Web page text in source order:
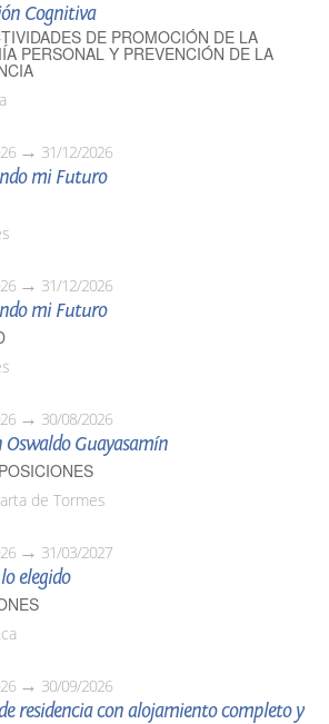
Cognitiva
DE PROMOCIÓN DE LA
PERSONAL Y PREVENCIÓN DE LA
31/12/2026
mi Futuro
31/12/2026
mi Futuro
30/08/2026
Oswaldo Guayasamín
de Tormes
31/03/2027
elegido
30/09/2026
residencia con alojamiento completo y